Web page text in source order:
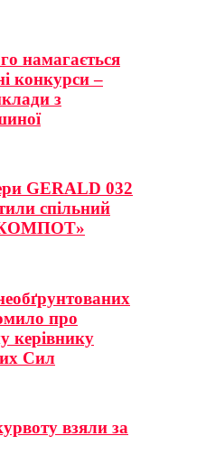
намагається
конкурси –
з
GERALD 032
спільний
про
керівнику
Сил
взяли за